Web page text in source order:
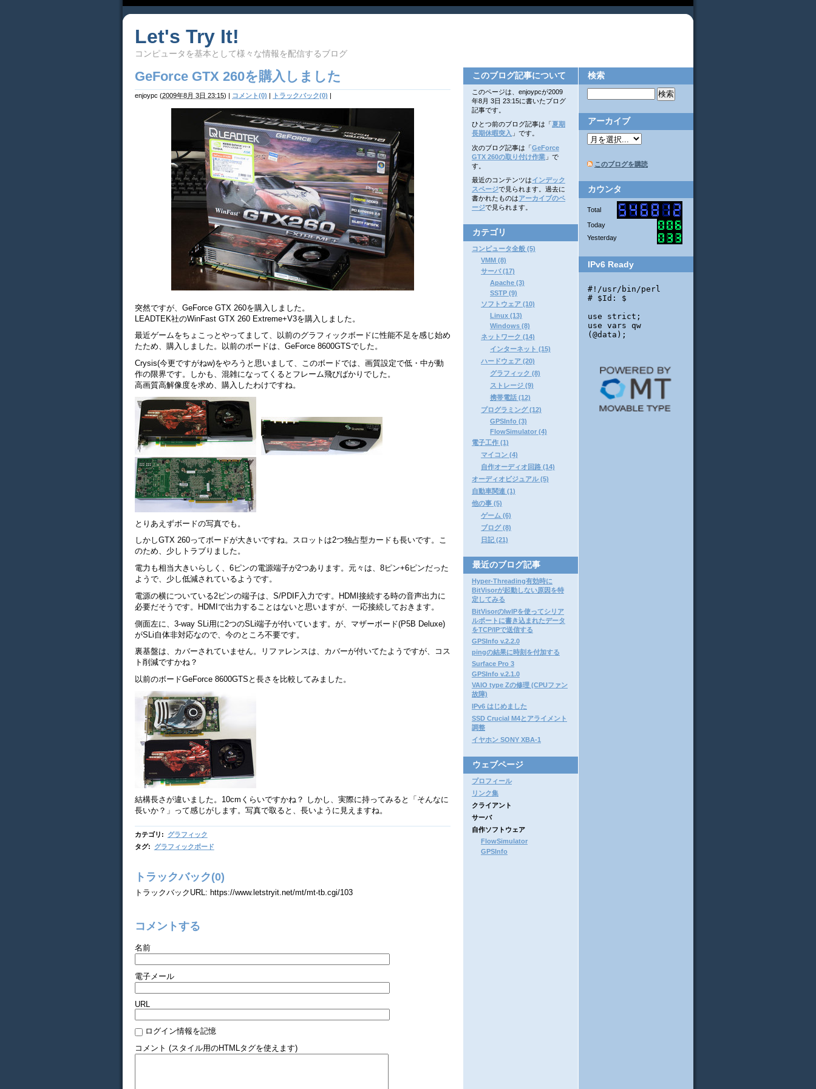
Let's Try It!
コンピュータを基本として様々な情報を配信するブログ
GeForce GTX 260を購入しました
enjoypc (2009年8月 3日 23:15) | コメント(0) | トラックバック(0) |
突然ですが、GeForce GTX 260を購入しました。
LEADTEK社のWinFast GTX 260 Extreme+V3を購入しました。
最近ゲームをちょこっとやってまして、以前のグラフィックボードに性能不足を感じ始め
たため、購入しました。以前のボードは、GeForce 8600GTSでした。
Crysis(今更ですがねw)をやろうと思いまして、このボードでは、画質設定で低・中が動
作の限界です。しかも、混雑になってくるとフレーム飛びばかりでした。
高画質高解像度を求め、購入したわけですね。
とりあえずボードの写真でも。
しかしGTX 260ってボードが大きいですね。スロットは2つ独占型カードも長いです。こ
のため、少しトラブりました。
電力も相当大きいらしく、6ピンの電源端子が2つあります。元々は、8ピン+6ピンだった
ようで、少し低減されているようです。
電源の横についている2ピンの端子は、S/PDIF入力です。HDMI接続する時の音声出力に
必要だそうです。HDMIで出力することはないと思いますが、一応接続しておきます。
側面左に、3-way SLi用に2つのSLi端子が付いています。が、マザーボード(P5B Deluxe)
がSLi自体非対応なので、今のところ不要です。
裏基盤は、カバーされていません。リファレンスは、カバーが付いてたようですが、コス
ト削減ですかね？
以前のボードGeForce 8600GTSと長さを比較してみました。
結構長さが違いました。10cmくらいですかね？ しかし、実際に持ってみると「そんなに
長いか？」って感じがします。写真で取ると、長いように見えますね。
カテゴリ :
グラフィック
タグ: グラフィックボード
トラックバック(0)
トラックバックURL: https://www.letstryit.net/mt/mt-tb.cgi/103
コメントする
名前
電子メール
URL
ログイン情報を記憶
コメント (スタイル用のHTMLタグを使えます)
検索
アーカイブ
このブログを購読
カウンタ
Total
Today
Yesterday
IPv6 Ready
このブログ記事について
このページは、enjoypcが2009
年8月 3日 23:15に書いたブログ
記事です。
ひとつ前のブログ記事は「 夏期
長期休暇突入 」です。
次のブログ記事は「GeForce
GTX 260の取り付け作業 」で
す。
最近のコンテンツはインデック
スページで見られます。過去に
書かれたものはアーカイブのペ
ージで見られます。
カテゴリ
コンピュータ全般 (5)
VMM (8)
サーバ (17)
Apache (3)
SSTP (9)
ソフトウェア (10)
Linux (13)
Windows (8)
ネットワーク (14)
インターネット (15)
ハードウェア (20)
グラフィック (8)
ストレージ (9)
携帯電話 (12)
プログラミング (12)
GPSInfo (3)
FlowSimulator (4)
電子工作 (1)
マイコン (4)
自作オーディオ回路 (14)
オーディオビジュアル (5)
自動車関連 (1)
他の事 (5)
ゲーム (6)
ブログ (8)
日記 (21)
最近のブログ記事
Hyper-Threading有効時に
BitVisorが起動しない原因を特
定してみる
BitVisorのlwIPを使ってシリア
ルポートに書き込まれたデータ
をTCP/IPで送信する
GPSInfo v.2.2.0
pingの結果に時刻を付加する
Surface Pro 3
GPSInfo v.2.1.0
VAIO type Zの修理 (CPUファン
故障)
IPv6 はじめました
SSD Crucial M4とアライメント
調整
イヤホン SONY XBA-1
ウェブページ
プロフィール
リンク集
クライアント
サーバ
自作ソフトウェア
FlowSimulator
GPSInfo